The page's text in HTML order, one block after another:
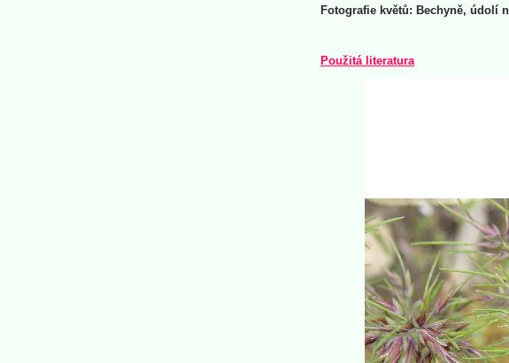
Fotografie květů: Bechyně, údolí
Použitá literatura